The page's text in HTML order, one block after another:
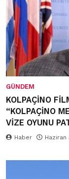
GÜNDEM
KOLPAÇİNO
“KOLPAÇİNO
VİZE OYUNU
Haber Haziran